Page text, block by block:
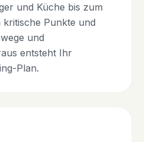
und Küche bis zum
Punkte und
und
entsteht Ihr
Plan.